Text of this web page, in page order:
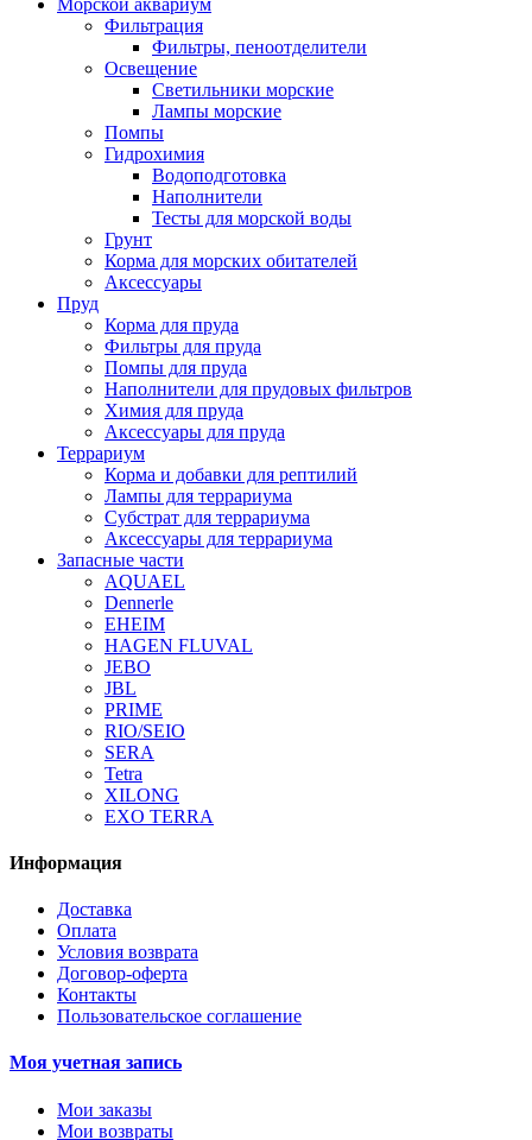
Фильтрация
Фильтры, пеноотделители
Освещение
Светильники морские
Лампы морские
Помпы
Гидрохимия
Водоподготовка
Наполнители
Тесты для морской воды
Грунт
Корма для морских обитателей
Аксессуары
Пруд
Корма для пруда
Фильтры для пруда
Помпы для пруда
Наполнители для прудовых фильтров
Химия для пруда
Аксессуары для пруда
Террариум
Корма и добавки для рептилий
Лампы для террариума
Субстрат для террариума
Аксессуары для террариума
Запасные части
AQUAEL
Dennerle
EHEIM
HAGEN FLUVAL
JEBO
JBL
PRIME
RIO/SEIO
SERA
Tetra
XILONG
EXO TERRA
Информация
Доставка
Оплата
Условия возврата
Договор-оферта
Контакты
Пользовательское соглашение
Моя учетная запись
Мои заказы
Мои возвраты